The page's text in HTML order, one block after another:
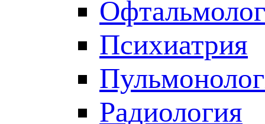
Психиатрия
Радиология